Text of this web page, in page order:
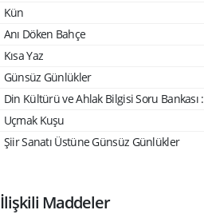
Kün
Anı Döken Bahçe
Kısa Yaz
Günsüz Günlükler
Din Kültürü ve Ahlak Bilgisi Soru Bankası :
Uçmak Kuşu
Şiir Sanatı Üstüne Günsüz Günlükler
İlişkili Maddeler